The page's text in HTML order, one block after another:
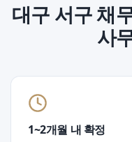
대구 서구채
사
1~2개월 내 확정